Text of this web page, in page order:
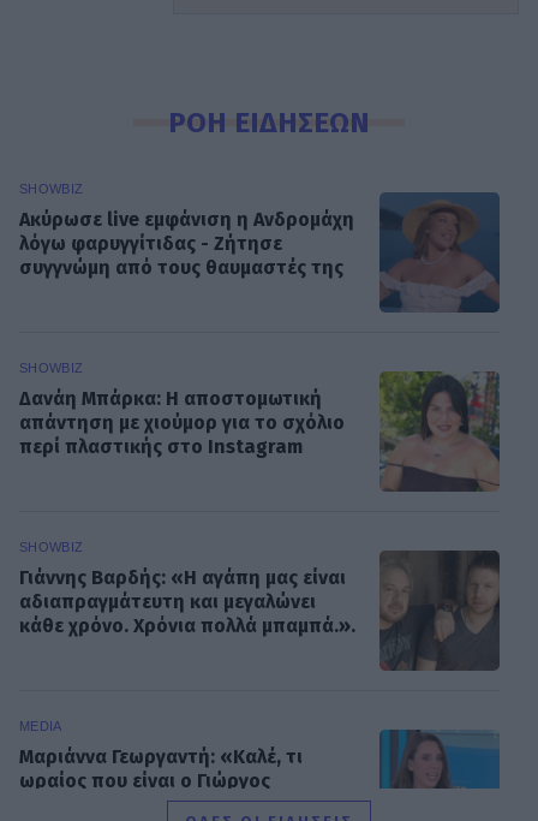
ΡΟΗ ΕΙΔΗΣΕΩΝ
SHOWBIZ
Ακύρωσε live εμφάνιση η Ανδρομάχη
λόγω φαρυγγίτιδας - Ζήτησε
συγγνώμη από τους θαυμαστές της
SHOWBIZ
Δανάη Μπάρκα: Η αποστομωτική
απάντηση με χιούμορ για το σχόλιο
περί πλαστικής στο Instagram
SHOWBIZ
Γιάννης Βαρδής: «Η αγάπη μας είναι
αδιαπραγμάτευτη και μεγαλώνει
κάθε χρόνο. Χρόνια πολλά μπαμπά.».
MEDIA
Μαριάννα Γεωργαντή: «Καλέ, τι
ωραίος που είναι ο Γιώργος